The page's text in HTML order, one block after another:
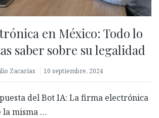
en México: Todo lo
saber sobre su legalidad
Zacarías 10 septiembre, 2024
del Bot IA: La firma electrónica
la misma …